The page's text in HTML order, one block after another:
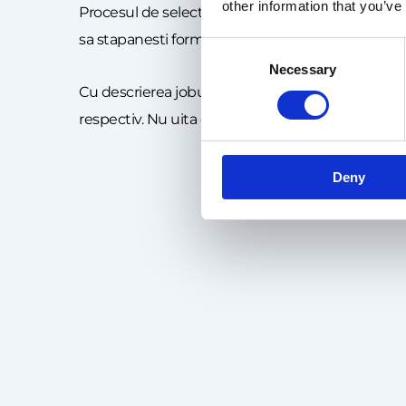
other information that
Necessary
Deny
Procesul de selectie pentru joburile temporare
sa stapanesti formatul online de interviuri, asa
Cu descrierea jobului in fata, pregateste-ti
respectiv. Nu uita ca in timpul interviurilor sa